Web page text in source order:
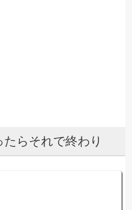
らそれで終わり